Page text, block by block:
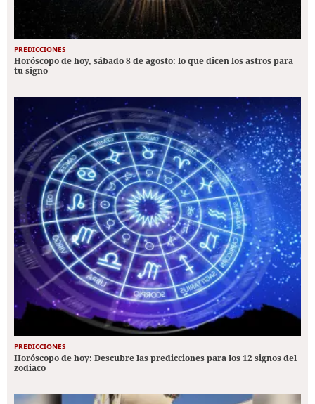
PREDICCIONES
Horóscopo de hoy, sábado 8 de agosto: lo que dicen los astros para
tu signo
PREDICCIONES
Horóscopo de hoy: Descubre las predicciones para los 12 signos del
zodiaco